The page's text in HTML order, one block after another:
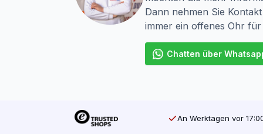
Dann nehmen Sie
immer ein offenes Ohr
Chatten über
An Werktagen vor